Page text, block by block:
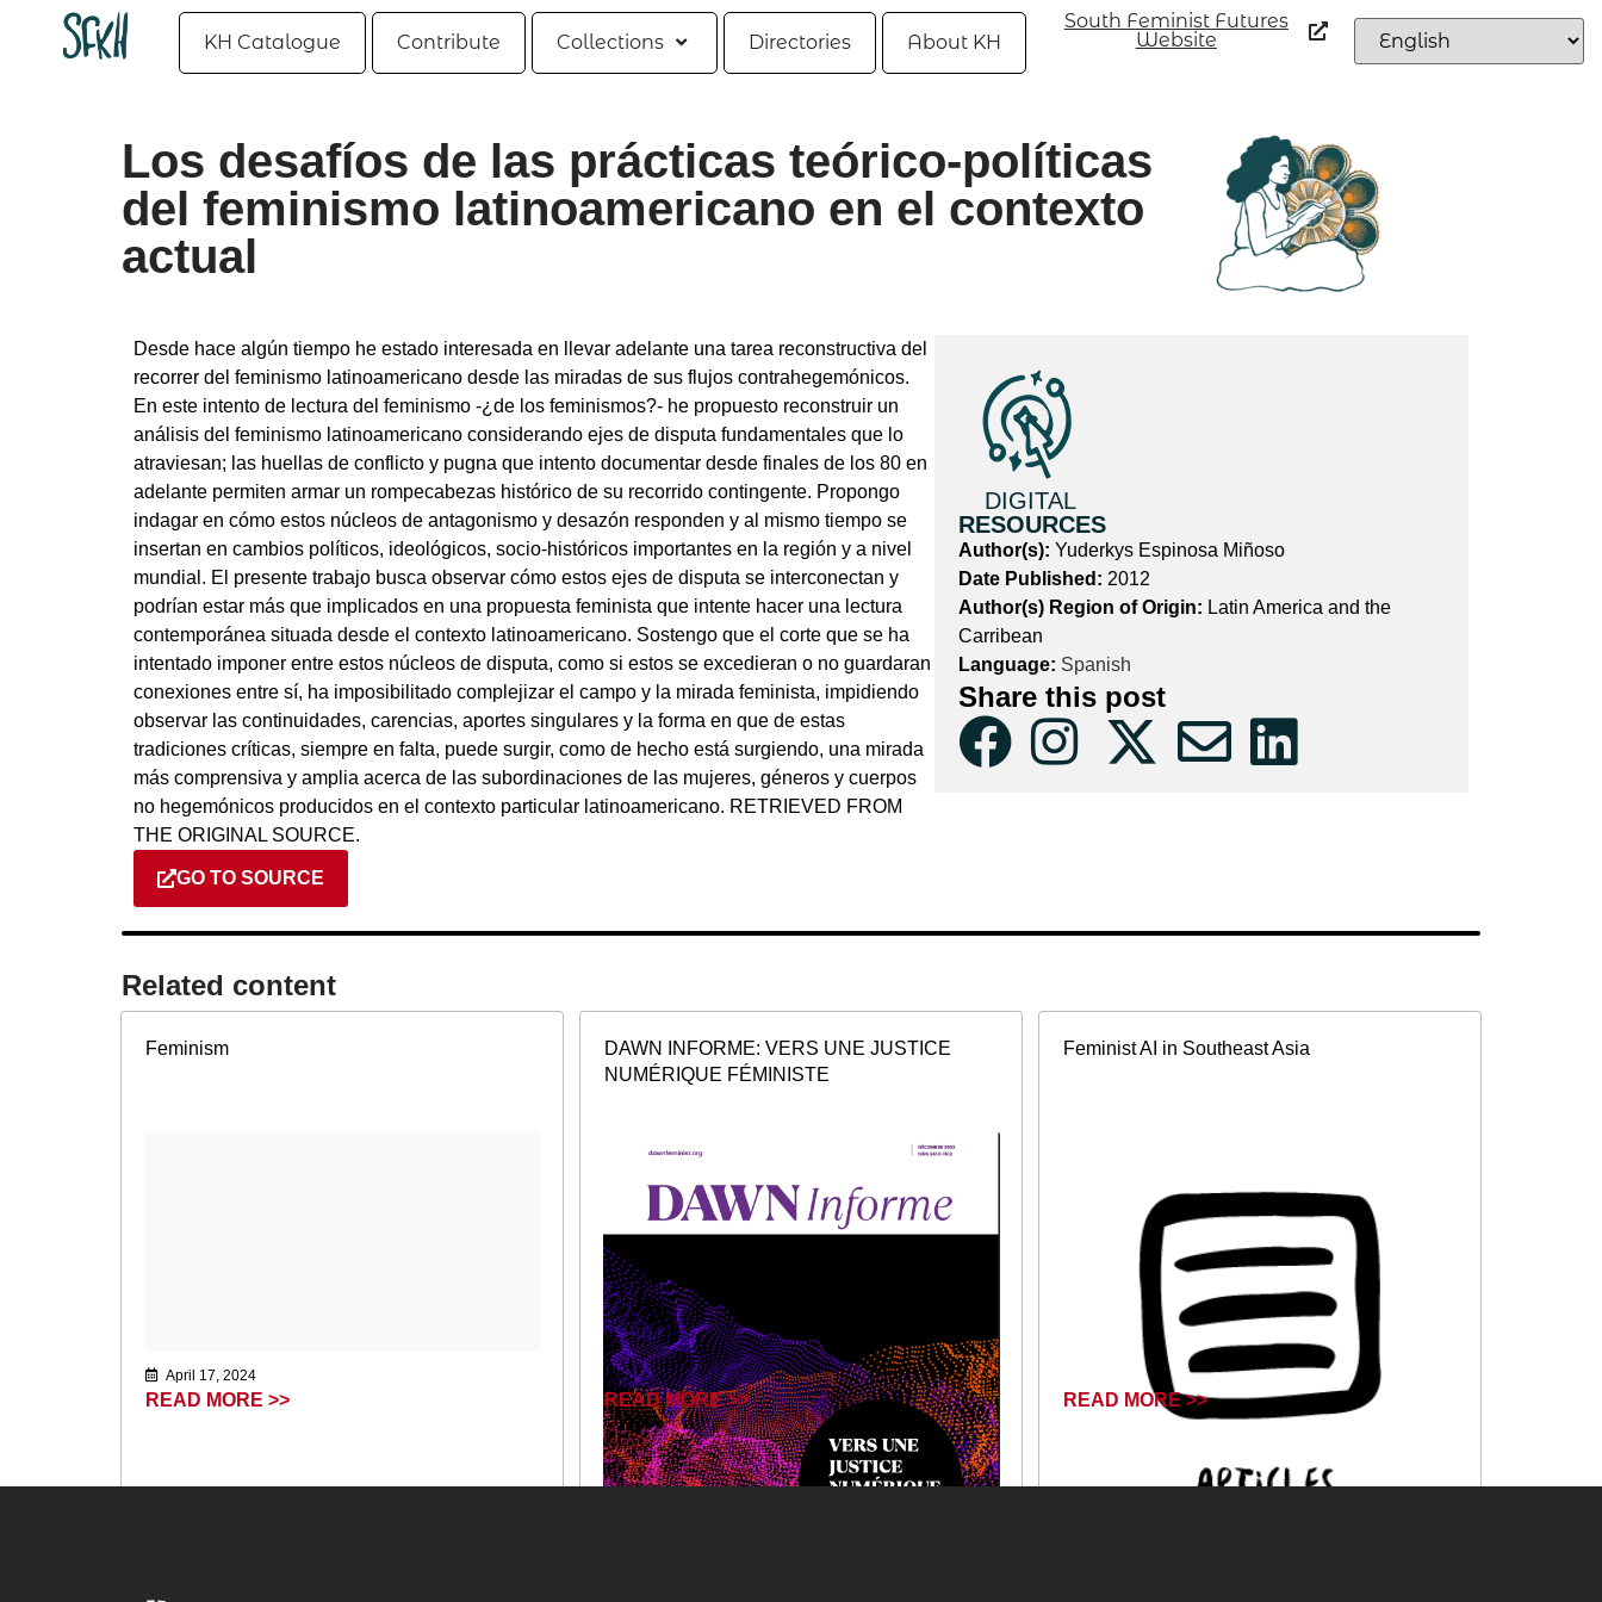
KH Catalogue Contribute Collections Directories About KH
South Feminist Futures
Website
Los desafíos de las prácticas teórico-políticas
del feminismo latinoamericano en el contexto
actual
Desde hace algún tiempo he estado interesada en llevar adelante una tarea reconstructiva del
recorrer del feminismo latinoamericano desde las miradas de sus flujos contrahegemónicos.
En este intento de lectura del feminismo -¿de los feminismos?- he propuesto reconstruir un
análisis del feminismo latinoamericano considerando ejes de disputa fundamentales que lo
atraviesan; las huellas de conflicto y pugna que intento documentar desde finales de los 80 en
adelante permiten armar un rompecabezas histórico de su recorrido contingente. Propongo
indagar en cómo estos núcleos de antagonismo y desazón responden y al mismo tiempo se
insertan en cambios políticos, ideológicos, socio-históricos importantes en la región y a nivel
mundial. El presente trabajo busca observar cómo estos ejes de disputa se interconectan y
podrían estar más que implicados en una propuesta feminista que intente hacer una lectura
contemporánea situada desde el contexto latinoamericano. Sostengo que el corte que se ha
intentado imponer entre estos núcleos de disputa, como si estos se excedieran o no guardaran
conexiones entre sí, ha imposibilitado complejizar el campo y la mirada feminista, impidiendo
observar las continuidades, carencias, aportes singulares y la forma en que de estas
tradiciones críticas, siempre en falta, puede surgir, como de hecho está surgiendo, una mirada
más comprensiva y amplia acerca de las subordinaciones de las mujeres, géneros y cuerpos
no hegemónicos producidos en el contexto particular latinoamericano. RETRIEVED FROM
THE ORIGINAL SOURCE.
GO TO SOURCE
DIGITAL
RESOURCES
Author(s): Yuderkys Espinosa Miñoso
Date Published: 2012
Author(s) Region of Origin: Latin America and the
Carribean
Language: Spanish
Share this post
Related content​
Feminism
April 17, 2024
READ MORE >>
DAWN INFORME: VERS UNE JUSTICE
NUMÉRIQUE FÉMINISTE
READ MORE >>
Feminist AI in Southeast Asia
READ MORE >>